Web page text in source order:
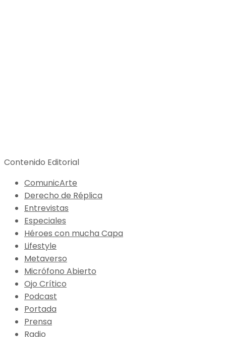
Contenido Editorial
ComunicArte
Derecho de Réplica
Entrevistas
Especiales
Héroes con mucha Capa
Lifestyle
Metaverso
Micrófono Abierto
Ojo Crítico
Podcast
Portada
Prensa
Radio